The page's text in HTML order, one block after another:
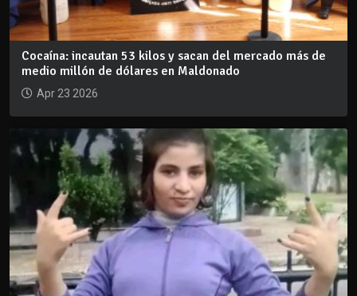
Cocaína: incautan 53 kilos y sacan del mercado más de
medio millón de dólares en Maldonado
Apr 23 2026